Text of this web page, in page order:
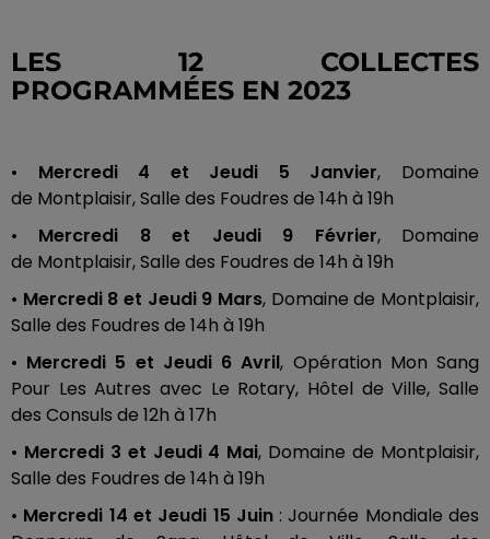
LES 12 COLLECTES
PROGRAMMÉES EN 2023
• Mercredi 4 et Jeudi 5 Janvier, Domaine
de Montplaisir, Salle des Foudres de 14h à 19h
•
Mercredi 8 et Jeudi9 Février, Domaine
de Montplaisir, Salle des Foudres de 14h à 19h
• Mercredi 8 et Jeudi9 Mars, Domaine de Montplaisir,
Salle des Foudres de 14h à 19h
• Mercredi 5 et Jeudi6Avril, Opération Mon Sang
Pour Les Autres avec Le Rotary, Hôtel de Ville, Salle
des Consuls de 12h à 17h
• Mercredi 3 et Jeudi4 Mai, Domaine de Montplaisir,
Salle des Foudres de 14h à 19h
• Mercredi 14 et Jeudi 15 Juin: Journée Mondiale des